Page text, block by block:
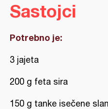
Sastojci
Potrebno je:
3 jajeta
200 g feta sira
150 g tanke isečene